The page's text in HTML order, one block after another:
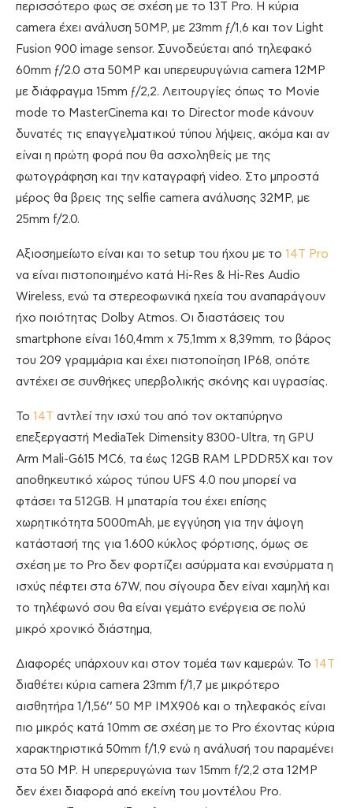
περισσότερο φως σε σχέση με το 13T Pro. Η κύρια
camera έχει ανάλυση 50MP, με 23mm ƒ/1,6 και τον Light
Fusion 900 image sensor. Συνοδεύεται από τηλεφακό
60mm ƒ/2.0 στα 50MP και υπερευρυγώνια camera 12MP
με διάφραγμα 15mm ƒ/2,2. Λειτουργίες όπως το Movie
mode το MasterCinema και το Director mode κάνουν
δυνατές τις επαγγελματικού τύπου λήψεις, ακόμα και αν
είναι η πρώτη φορά που θα ασχοληθείς με της
φωτογράφηση και την καταγραφή video. Στο μπροστά
μέρος θα βρεις της selfie camera ανάλυσης 32MP, με
25mm f/2.0.
Αξιοσημείωτο είναι και το setup του ήχου με το 14Τ Pro
να είναι πιστοποιημένο κατά Hi-Res & Hi-Res Audio
Wireless, ενώ τα στερεοφωνικά ηχεία του αναπαράγουν
ήχο ποιότητας Dolby Atmos. Οι διαστάσεις του
smartphone είναι 160,4mm x 75,1mm x 8,39mm, το βάρος
του 209 γραμμάρια και έχει πιστοποίηση IP68, οπότε
αντέχει σε συνθήκες υπερβολικής σκόνης και υγρασίας.
Το 14T
αντλεί την ισχύ του από τον οκταπύρηνο
επεξεργαστή MediaTek Dimensity 8300-Ultra, τη GPU
Arm Mali-G615 MC6, τα έως 12GB RAM LPDDR5X και τον
αποθηκευτικό χώρος τύπου UFS 4.0 που μπορεί να
φτάσει τα 512GB. H μπαταρία του έχει επίσης
χωρητικότητα 5000mAh, με εγγύηση για την άψογη
κατάστασή της για 1.600 κύκλος φόρτισης, όμως σε
σχέση με το Pro δεν φορτίζει ασύρματα και ενσύρματα η
ισχύς πέφτει στα 67W, που σίγουρα δεν είναι χαμηλή και
το τηλέφωνό σου θα είναι γεμάτο ενέργεια σε πολύ
μικρό χρονικό διάστημα,
Διαφορές υπάρχουν και στον τομέα των καμερών. Το 14T
διαθέτει κύρια camera 23mm f/1,7 με μικρότερο
αισθητήρα 1/1,56’’ 50 MP IMX906 και ο τηλεφακός είναι
πιο μικρός κατά 10mm σε σχέση με το Pro έχοντας κύρια
χαρακτηριστικά 50mm f/1,9 ενώ η ανάλυσή του παραμένει
στα 50 MP. Η υπερερυγώνια των 15mm f/2,2 στα 12MP
δεν έχει διαφορά από εκείνη του μοντέλου Pro.